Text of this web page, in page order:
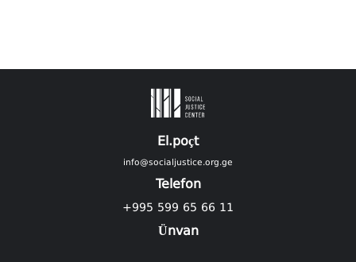
El.poçt
info@socialjustice.org.ge
Telefon
+995 599 65 66 11
Ünvan